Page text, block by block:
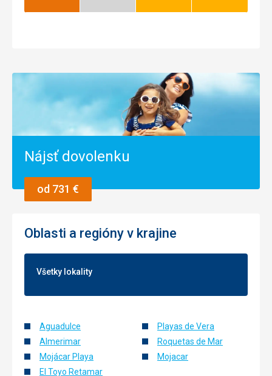
Nájsť dovolenku
od 731 €
Oblasti a regióny v krajine
Všetky lokality
Aguadulce
Almerimar
Mojácar Playa
El Toyo Retamar
Playas de Vera
Roquetas de Mar
Mojacar